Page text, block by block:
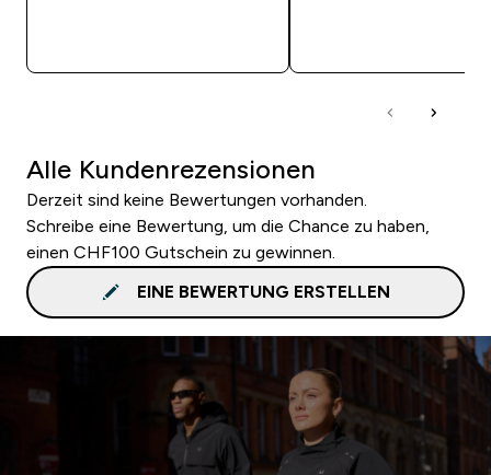
Alle Kundenrezensionen
Derzeit sind keine Bewertungen vorhanden.
Schreibe eine Bewertung, um die Chance zu haben,
einen CHF100 Gutschein zu gewinnen.
EINE BEWERTUNG ERSTELLEN